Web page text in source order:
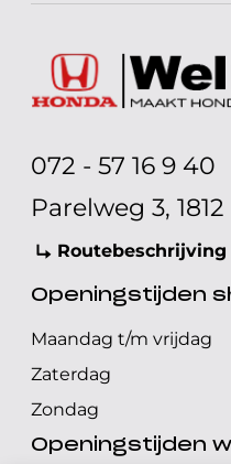
072 - 57 16 9 40
Parelweg 3,
Routebeschrijving
Openingstijden
Maandag t/m vrijdag
Zaterdag
Zondag
Openingstijden